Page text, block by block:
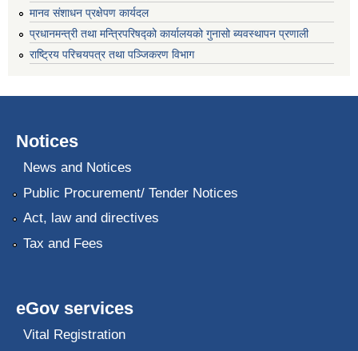
मानव संशाधन प्रक्षेपण कार्यदल
प्रधानमन्त्री तथा मन्त्रिपरिषद्को कार्यालयको गुनासो ब्यवस्थापन प्रणाली
राष्ट्रिय परिचयपत्र तथा पञ्जिकरण विभाग
Notices
News and Notices
Public Procurement/ Tender Notices
Act, law and directives
Tax and Fees
eGov services
Vital Registration